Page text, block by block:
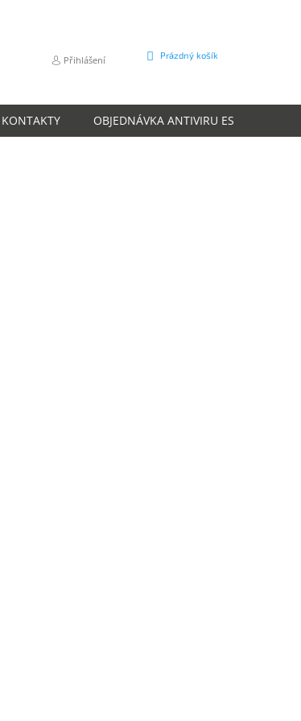
Přihlášení
NÁKUPNÍ
Prázdný košík
KONTAKTY OBJEDNÁVKA ANTIVIRU ESET